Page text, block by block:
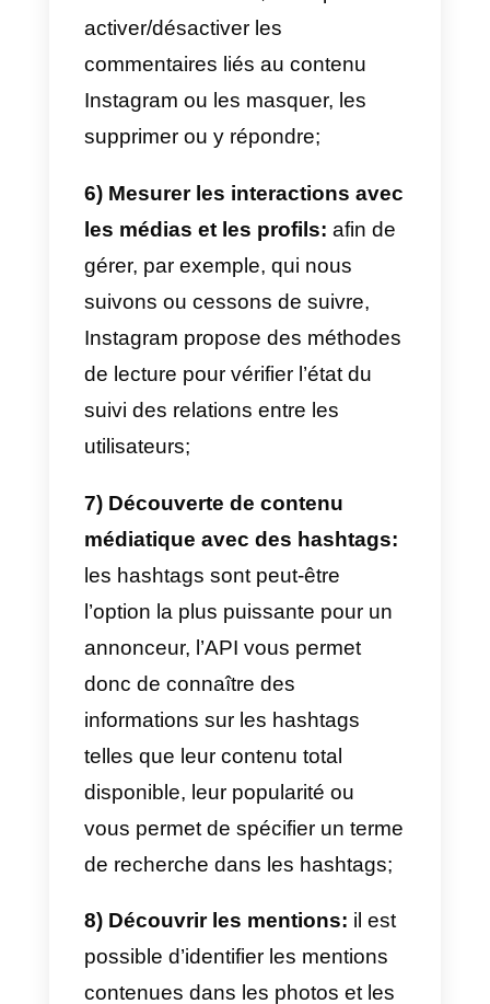
pouvez créer des conteneurs
avec des photos/vidéos
Instagram à intégrer, par
dans votre site web, et lire les
données les concernant via l’API;
3) Acquérir des données sur le
profil:les API vous permettent
d’obtenir des informations sur
votre compte, ce qui peut être
utile pour savoir avec quel
compte vous êtes authentifié ou
pour vérifier les statistiques de
votre profil;
4) Obtenir des informations de
base sur les autres utilisateurs
d’Instagram Business et
créateurs:de la même manière,
vous pouvez obtenir des
informations d’un autre compte,
d’autres entreprises ou de tout
utilisateur;